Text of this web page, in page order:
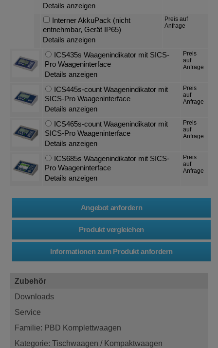
Details anzeigen
Interner AkkuPack (nicht
entnehmbar, Gerät IP65)
Details anzeigen
Preis auf
Anfrage
ICS435s Waagenindikator mit SICS-
Pro Waageninterface
Details anzeigen
Preis
auf
Anfrage
ICS445s-count Waagenindikator mit
SICS-Pro Waageninterface
Details anzeigen
Preis
auf
Anfrage
ICS465s-count Waagenindikator mit
SICS-Pro Waageninterface
Details anzeigen
Preis
auf
Anfrage
ICS685s Waagenindikator mit SICS-
Pro Waageninterface
Details anzeigen
Preis
auf
Anfrage
Zubehör
Downloads
Service
Familie: PBD Komplettwaagen
Kategorie: Tischwaagen / Kompaktwaagen